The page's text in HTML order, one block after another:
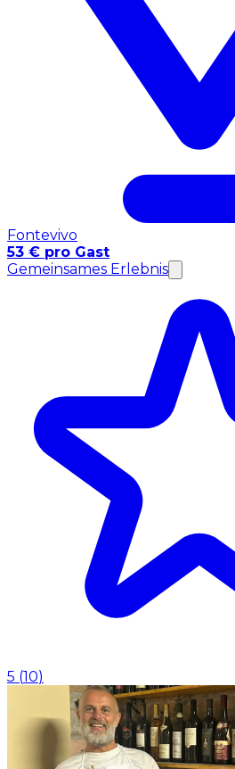
Fontevivo
53 € pro Gast
Gemeinsames Erlebnis
5 (10)